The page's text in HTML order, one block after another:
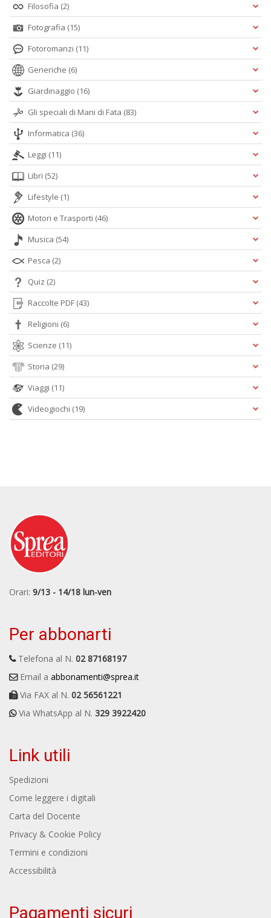
Filosofia (2)
Fotografia (15)
Fotoromanzi (11)
Generiche (6)
Giardinaggio (16)
Gli speciali di Mani di Fata (83)
Informatica (36)
Leggi (11)
Libri (52)
Lifestyle (1)
Motori e Trasporti (46)
Musica (54)
Pesca (2)
Quiz (2)
Raccolte PDF (43)
Religioni (6)
Scienze (11)
Storia (29)
Viaggi (11)
Videogiochi (19)
Orari: 9/13 - 14/18 lun-ven
Per abbonarti
Telefona al N. 02 87168197
Email a abbonamenti@sprea.it
Via FAX al N. 02 56561221
Via WhatsApp al N. 329 3922420
Link utili
Spedizioni
Come leggere i digitali
Carta del Docente
Privacy & Cookie Policy
Termini e condizioni
Accessibilità
Pagamenti sicuri